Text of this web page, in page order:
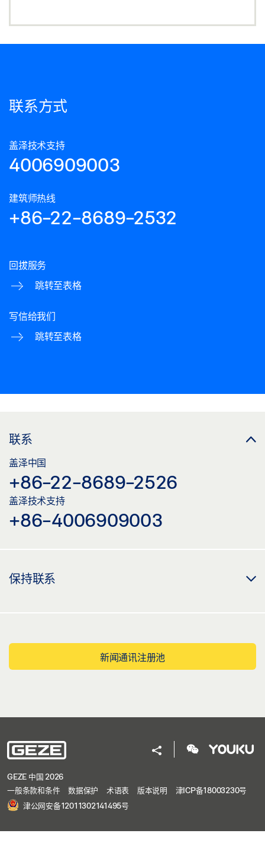
联系方式
盖泽技术支持
4006909003
建筑师热线
+86-22-8689-2532
回拔服务
跳转至表格
写信给我们
跳转至表格
联系
盖泽中国
+86-22-8689-2526
盖泽技术支持
+86-4006909003
保持联系
新闻通讯注册池
GEZE 中国 2026
一般条款和条件
数据保护 术语表 版本说明
津ICP备18003230号
津公网安备12011302141495号